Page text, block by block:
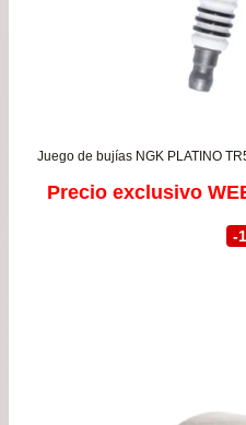
Precio exclusivo
-